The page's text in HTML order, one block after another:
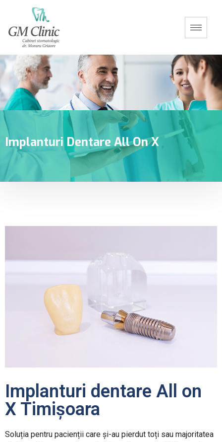
Implanturi Dentare All On X
Implanturi dentare All on
X Timișoara
Soluția pentru pacienții care și-au pierdut toți sau majoritatea